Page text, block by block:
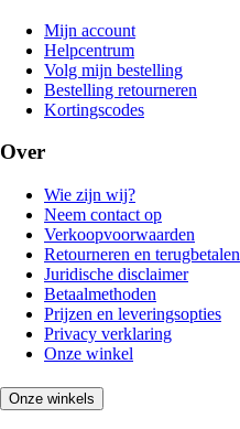
Mijn account
Helpcentrum
Volg mijn bestelling
Bestelling retourneren
Kortingscodes
Over
Wie zijn wij?
Neem contact op
Verkoopvoorwaarden
Retourneren en terugbetalen
Juridische disclaimer
Betaalmethoden
Prijzen en leveringsopties
Privacy verklaring
Onze winkel
Onze winkels